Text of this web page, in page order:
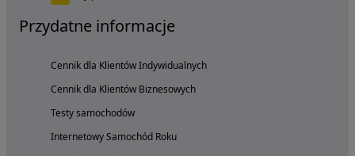
Przydatne informacje
Cennik dla Klientów Indywidualnych
Cennik dla Klientów Biznesowych
Testy samochodów
Internetowy Samochód Roku